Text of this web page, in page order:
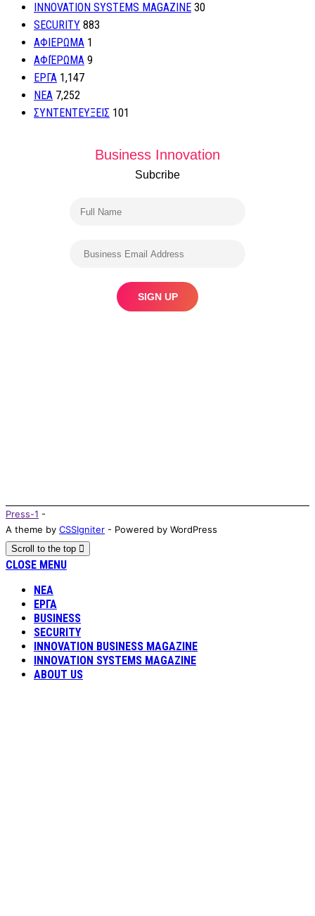
INNOVATION SYSTEMS MAGAZINE 30
SECURITY 883
ΑΦΙΕΡΩΜΑ 1
ΑΦΙΈΡΩΜΑ 9
ΕΡΓΑ 1,147
ΝΕΑ 7,252
ΣΥΝΤΕΝΤΕΥΞΕΙΣ 101
Business Innovation
Subcribe
Press-1 -
A theme by CSSIgniter - Powered by WordPress
Scroll to the top
CLOSE MENU
ΝΕΑ
ΕΡΓΑ
BUSINESS
SECURITY
INNOVATION BUSINESS MAGAZINE
INNOVATION SYSTEMS MAGAZINE
ABOUT US